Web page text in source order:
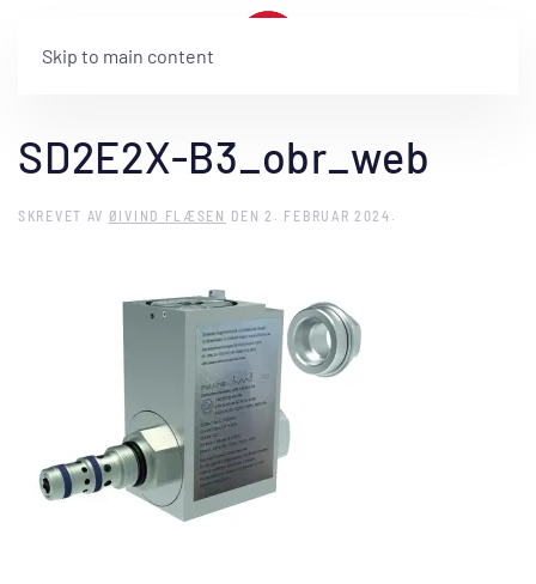
Skip to main content
SD2E2X-B3_obr_web
SKREVET AV ØIVIND FLÆSEN DEN2. FEBRUAR 2024 .